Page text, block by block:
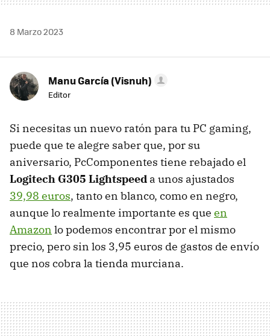
8 Marzo 2023
Manu García (Visnuh)
Editor
Si necesitas un nuevo ratón para tu PC gaming,
puede que te alegre saber que, por su
aniversario, PcComponentes tiene rebajado el
Logitech G305 Lightspeed a unos ajustados
39,98 euros, tanto en blanco, como en negro,
aunque lo realmente importante es que en
Amazon lo podemos encontrar por el mismo
precio, pero sin los 3,95 euros de gastos de envío
que nos cobra la tienda murciana.